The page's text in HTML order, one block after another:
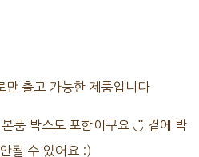
만 출고 가능한 제품입니다
품 박스도 포함이구요 ◡̈ 겉에 박
될 수 있어요 :)